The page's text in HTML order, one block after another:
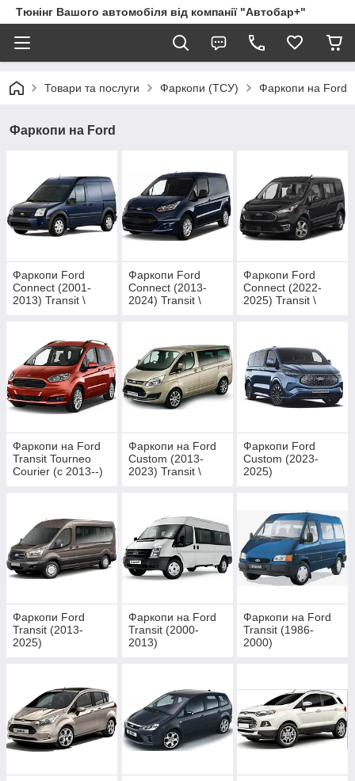
Тюнінг Вашого автомобіля від компанії "Автобар+"
Товари та послуги Фаркопи (ТСУ) Фаркопи на Ford
Фаркопи на Ford
Фаркопи Ford
Connect (2001-
2013) Transit \
Фаркопи Ford
Connect (2013-
2024) Transit \
Фаркопи Ford
Connect (2022-
2025) Transit \
Фаркопи на Ford
Transit Tourneo
Courier (c 2013--)
Фаркопи на Ford
Custom (2013-
2023) Transit \
Фаркопи Ford
Custom (2023-
2025)
Фаркопи Ford
Transit (2013-
2025)
Фаркопи на Ford
Transit (2000-
2013)
Фаркопи на Ford
Transit (1986-
2000)